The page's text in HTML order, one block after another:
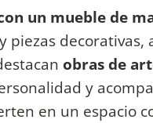
un mueble de
piezas
obras de
y
en un espacio